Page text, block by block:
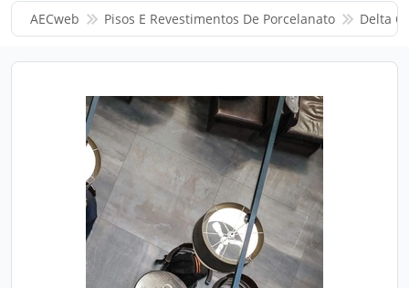
AECweb Pisos E Revestimentos De Porcelanato Delta